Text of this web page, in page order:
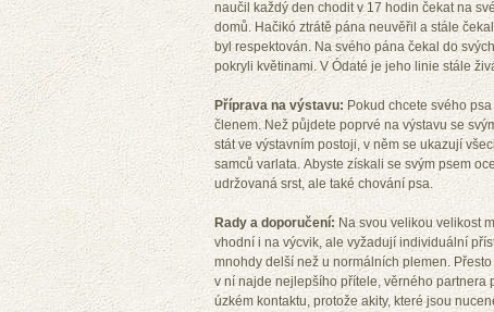
naučil každý den chodit v 17 hodin čekat na
domů. Hačikó ztrátě pána neuvěřil a stále
byl respektován. Na svého pána čekal do
pokryli květinami. V Ódaté je jeho linie stále
Příprava na výstavu: Pokud chcete svého
členem. Než půjdete poprvé na výstavu se
stát ve výstavním postoji, v něm se ukazují
samců varlata. Abyste získali se svým psem
udržovaná srst, ale také chování psa.
Rady a doporučení:Na svou velikou velikost
vhodní i na výcvik, ale vyžadují individuální
mnohdy delší než u normálních plemen.
v ní najde nejlepšího přítele, věrného
úzkém kontaktu, protože akity, které jsou